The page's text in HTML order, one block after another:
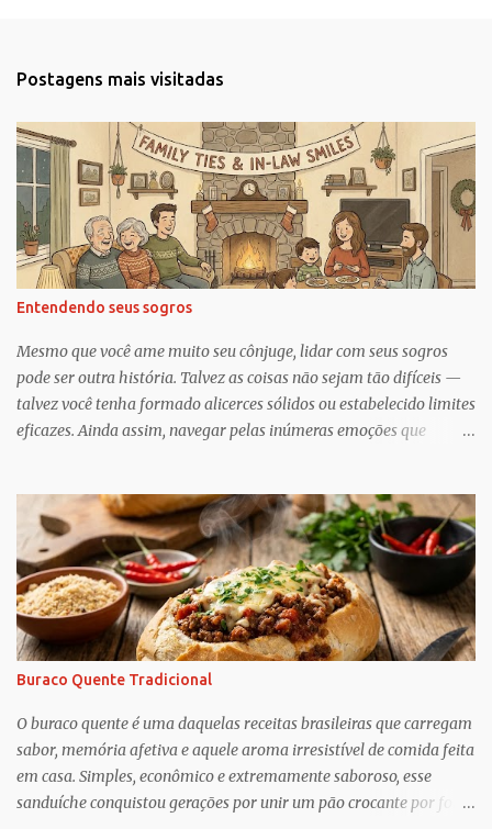
r
i
o
s
Postagens mais visitadas
Entendendo seus sogros
Mesmo que você ame muito seu cônjuge, lidar com seus sogros
pode ser outra história. Talvez as coisas não sejam tão difíceis —
talvez você tenha formado alicerces sólidos ou estabelecido limites
eficazes. Ainda assim, navegar pelas inúmeras emoções que
professor da Escola de Serviço Social da Universidade de
Maryland. Greif é coautor de In-Law Relationships: Mothers,
Daughters, Fathers, and Sons , para o qual ele e o coautor Michael
Wooley, PhD, MSW, DCSW, entrevistaram mais de 1.500 sogros
para compartilhar como esses relacionamentos, embora às vezes
complicados, também pode ser gratificante e
reconfortante. Embora a cultura popular e as narrativas sociais
nos façam acreditar que os relacionamentos familiares dão muito
trabalho para manter e podem ser confusos (quem assistiu The
Undoing ?), o que Greif descobriu é mais esperançoso:...
Buraco Quente Tradicional
O buraco quente é uma daquelas receitas brasileiras que carregam
sabor, memória afetiva e aquele aroma irresistível de comida feita
em casa. Simples, econômico e extremamente saboroso, esse
sanduíche conquistou gerações por unir um pão crocante por fora